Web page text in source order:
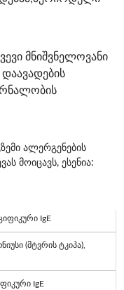
მნიშვნელოვანი
ალერგენების
მოიცავს, ესენია:
IgE
(მტვრის ტკიპა),
IgE